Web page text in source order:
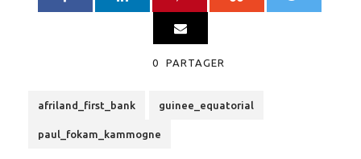
0 PARTAGER
afriland_first_bank guinee_equatorial
paul_fokam_kammogne